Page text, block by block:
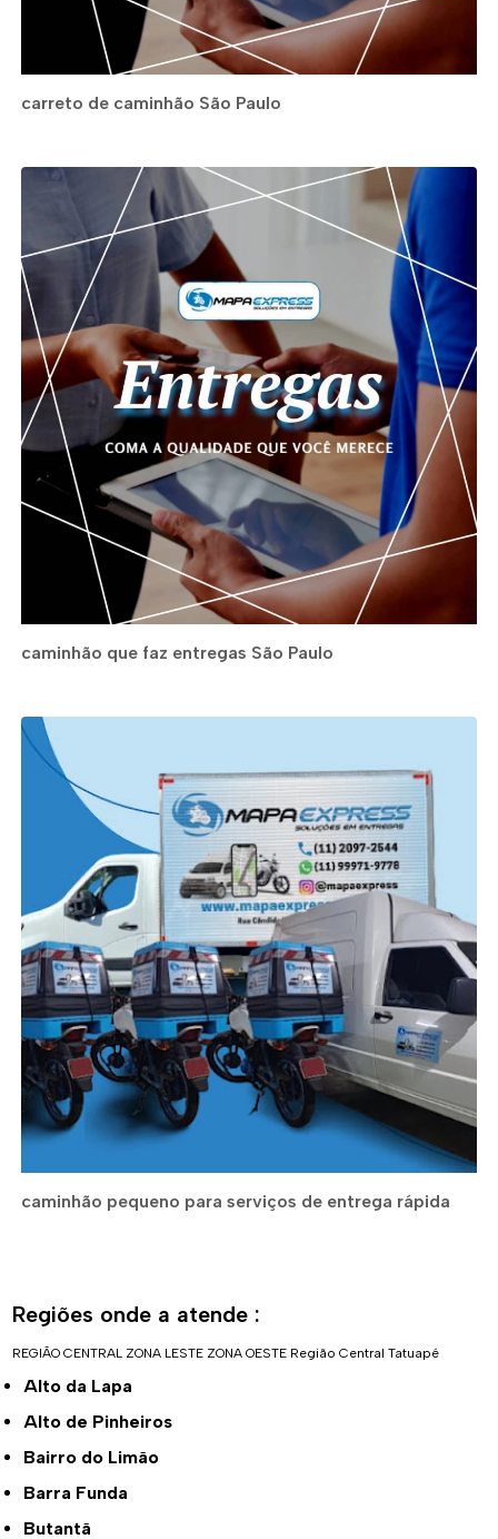
carreto de caminhão São Paulo
caminhão que faz entregas São Paulo
caminhão pequeno para serviços de entrega rápida
Regiões onde a atende :
REGIÃO CENTRAL ZONA LESTE ZONA OESTE Região Central Tatuapé
Alto da Lapa
Alto de Pinheiros
Bairro do Limão
Barra Funda
Butantã